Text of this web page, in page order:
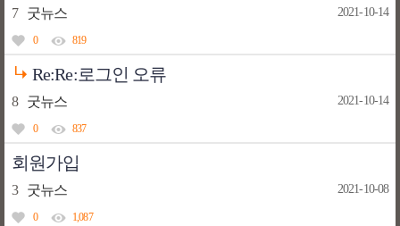
7 굿뉴스 2021-10-14
0 819
Re:Re:로그인 오류
8 굿뉴스 2021-10-14
0 837
회원가입
3 굿뉴스 2021-10-08
0 1,087